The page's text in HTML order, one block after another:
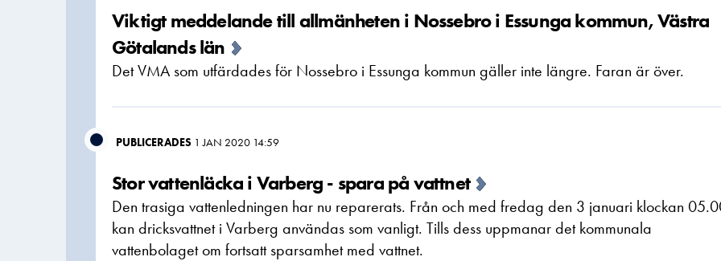
Viktigt meddelande till allmänheten i Nossebro i Essunga kommun, Västra
Götalands län
Det VMA som utfärdades för Nossebro i Essunga kommun gäller inte längre. Faran är över.
PUBLICERADES 1 JAN 2020 14:59
Stor vattenläcka i Varberg - spara på vattnet
Den trasiga vattenledningen har nu reparerats. Från och med fredag den 3 januari klockan
kan dricksvattnet i Varberg användas som vanligt. Tills dess uppmanar det kommunala
vattenbolaget om fortsatt sparsamhet med vattnet.